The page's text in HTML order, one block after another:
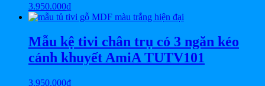
3.950.000₫
Mẫu kệ tivi chân trụ có 3 ngăn kéo
cánh khuyết AmiA TUTV101
3.950.000₫